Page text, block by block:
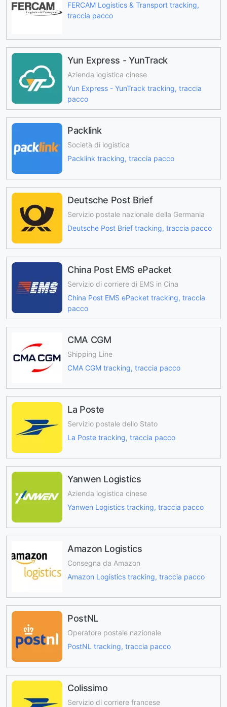
FERCAM Logistics & Transport tracking,
traccia pacco
Yun Express - YunTrack
Azienda logistica cinese
Yun Express - YunTrack tracking, traccia
pacco
Packlink
Società di logistica
Packlink tracking, traccia pacco
Deutsche Post Brief
Servizio postale nazionale della Germania
Deutsche Post Brief tracking, traccia pacco
China Post EMS ePacket
Servizio di corriere di EMS in Cina
China Post EMS ePacket tracking, traccia
pacco
CMA CGM
Shipping Line
CMA CGM tracking, traccia pacco
La Poste
Servizio postale dello Stato
La Poste tracking, traccia pacco
Yanwen Logistics
Azienda logistica cinese
Yanwen Logistics tracking, traccia pacco
Amazon Logistics
Consegna da Amazon
Amazon Logistics tracking, traccia pacco
PostNL
Operatore postale nazionale
PostNL tracking, traccia pacco
Colissimo
Servizio di corriere francese